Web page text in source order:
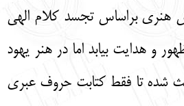
هنری براساس تجسد کلام الهی
و هدایت بیابد اما در هنر یهود
شده تا فقط کتابت حروف عبری